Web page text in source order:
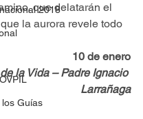
2018
los Guías
que delatarán el
la aurora revele todo
10 de enero
la Vida – Padre Ignacio
Larrañaga